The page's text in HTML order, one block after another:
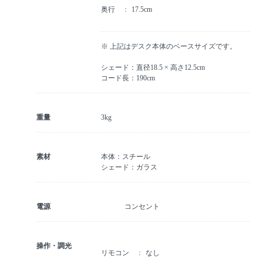
奥行 17.5cm
※ 上記はデスク本体のベースサイズです。
シェード：直径18.5 × 高さ12.5cm
コード長：190cm
重量 3kg
素材
本体：スチール
シェード：ガラス
電源 コンセント
操作・調光
リモコン
なし